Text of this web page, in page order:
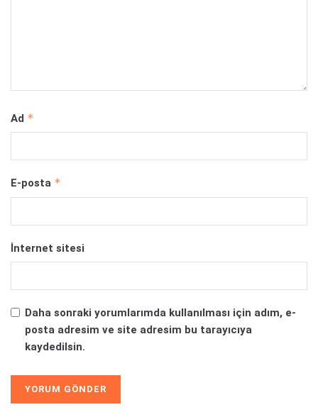
Ad *
E-posta *
İnternet sitesi
Daha sonraki yorumlarımda kullanılması için adım, e-
posta adresim ve site adresim bu tarayıcıya
kaydedilsin.